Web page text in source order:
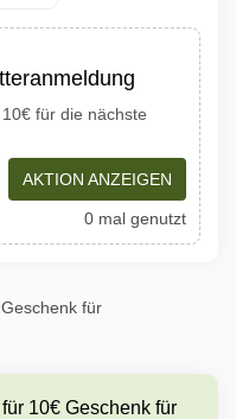
für die nächste
AKTION ANZEIGEN
0 mal genutzt
für
10€ Geschenk für